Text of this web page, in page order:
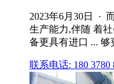
2023年6月30日 ·
生产能力,伴随 着
备更具有进口 ...
联系电话: 180 3780